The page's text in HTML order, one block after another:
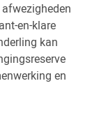
en-klare
kan
en